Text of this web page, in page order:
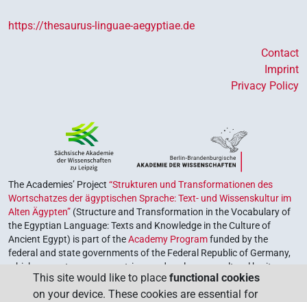
https://thesaurus-linguae-aegyptiae.de
Contact
Imprint
Privacy Policy
The Academies’ Project “Strukturen und Transformationen des
Wortschatzes der ägyptischen Sprache: Text- und Wissenskultur im
Alten Ägypten” (Structure and Transformation in the Vocabulary of
the Egyptian Language: Texts and Knowledge in the Culture of
Ancient Egypt) is part of theAcademy Programfunded by the
federal and state governments of the Federal Republic of Germany,
which serves to preserve, retrieve and explore our cultural heritage.
The program is coordinated by theUnion of the German Academies
of Sciences and Humanities.
This site would like to place functional cookies
on your device. These cookies are essential for